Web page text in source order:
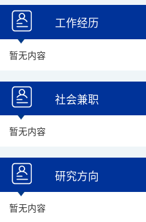
工作经历
暂无内容
社会兼职
暂无内容
研究方向
暂无内容